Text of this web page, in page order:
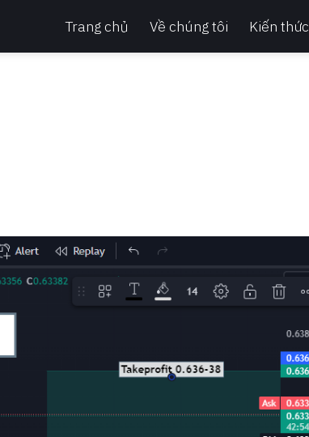
Trang chủ Về chúng tôi Kiến thức